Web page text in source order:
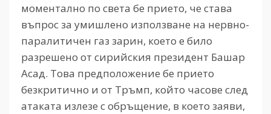
моментално по света бе прието, че става
въпрос за умишлено използване на нервно-
паралитичен газ зарин, което е било
разрешено от сирийския президент Башар
Асад. Това предположение бе прието
безкритично и от Тръмп, който часове след
атаката излезе с обръщение, в което заяви,